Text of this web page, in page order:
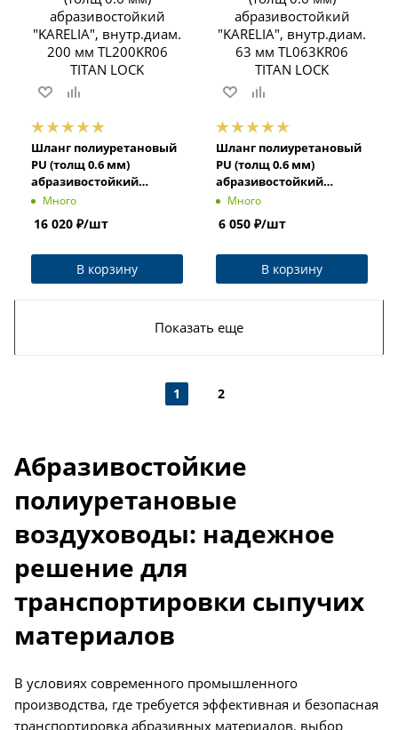
Шланг полиуретановый
PU (толщ 0.6 мм)
абразивостойкий
"KARELIA", внутр.диам.
200 мм TL200KR06 TITAN
LOCK
Много
16 020 ₽/шт
В корзину
Шланг полиуретановый
PU (толщ 0.6 мм)
абразивостойкий
"KARELIA", внутр.диам.
63 мм TL063KR06 TITAN
LOCK
Много
6 050 ₽/шт
В корзину
Показать еще
1 2
Абразивостойкие
полиуретановые
воздуховоды: надежное
решение для
транспортировки сыпучих
материалов
В условиях современного промышленного
производства, где требуется эффективная и безопасная
транспортировка абразивных материалов, выбор